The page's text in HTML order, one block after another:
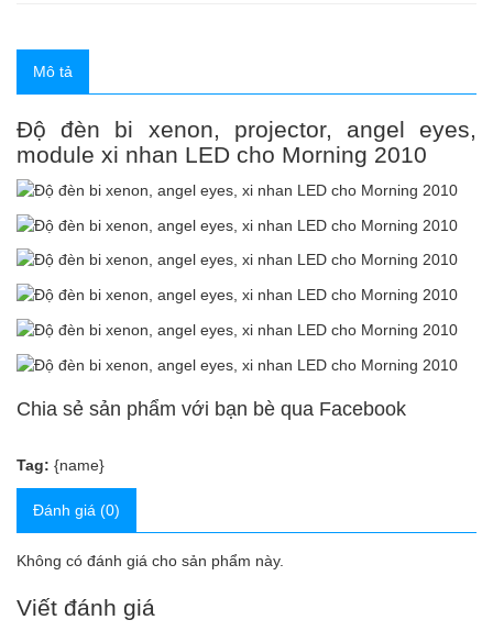
Mô tả
Độ đèn bi xenon, projector, angel eyes,
module xi nhan LED cho Morning 2010
Chia sẻ sản phẩm với bạn bè qua Facebook
Tag: {name}
Đánh giá (0)
Không có đánh giá cho sản phẩm này.
Viết đánh giá